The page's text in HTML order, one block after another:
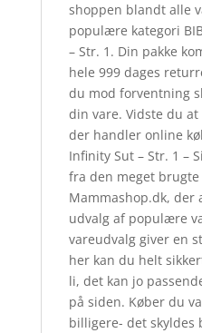
shoppen blandt alle
populære kategori
– Str. 1. Din pakke
hele 999 dages
du mod forventning
din vare. Vidste du
der handler online
Infinity Sut – Str. 1 –
fra den meget
Mammashop.dk, der
udvalg af populære
vareudvalg giver en
her kan du helt
li, det kan jo
på siden. Køber du
billigere- det skyldes